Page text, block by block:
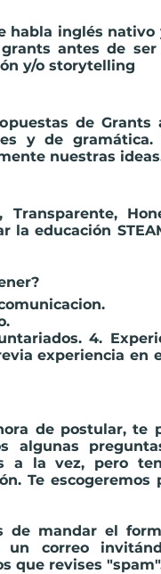
habla inglés nativo
antes de ser
y/o storytelling
de Grants
y de gramática.
nuestras
Transparente,
la educación
4.
experiencia en
de postular, te
a la vez, pero
Te
de mandar el
correo
que revises